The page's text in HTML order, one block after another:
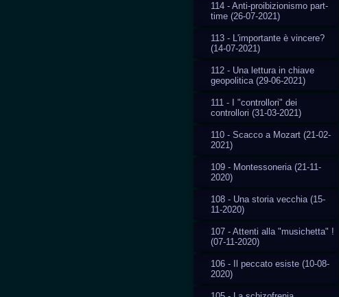
114 - Anti-proibizionismo part-
time (26-07-2021)
113 - L'importante è vincere?
(14-07-2021)
112 - Una lettura in chiave
geopolitica (29-06-2021)
111 - I "controllori" dei
controllori (31-03-2021)
110 - Scacco a Mozart (21-02-
2021)
109 - Montessoneria (21-11-
2020)
108 - Una storia vecchia (15-
11-2020)
107 - Attenti alla "musichetta" !
(07-11-2020)
106 - Il peccato esiste (10-08-
2020)